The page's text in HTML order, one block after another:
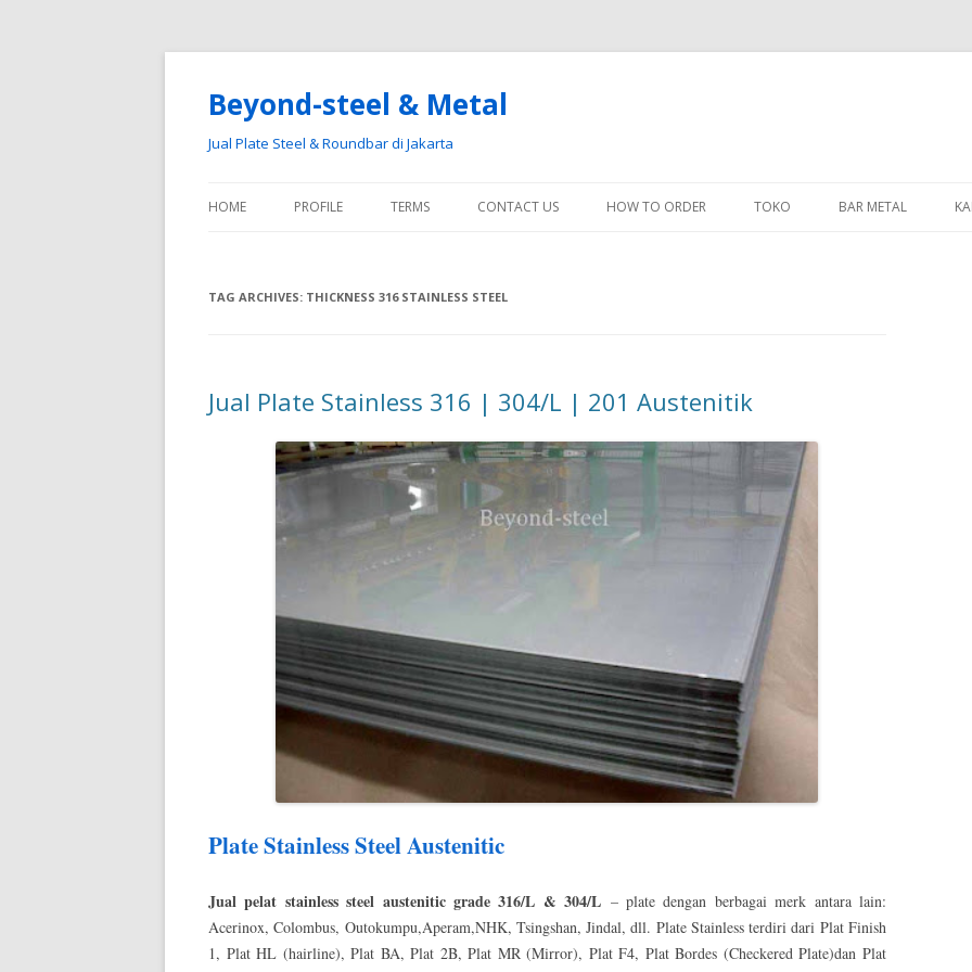
Beyond-steel & Metal
Jual Plate Steel & Roundbar di Jakarta
HOME PROFILE TERMS CONTACT US HOW TO ORDER TOKO BAR METAL
TAG ARCHIVES: THICKNESS 316 STAINLESS STEEL
Jual Plate Stainless 316 | 304/L | 201 Austenitik
Plate Stainless Steel Austenitic
Jual pelat stainless steel austenitic grade 316/L & 304/L – plate dengan berbagai merk antara lain:
Acerinox, Colombus, Outokumpu,Aperam,NHK, Tsingshan, Jindal, dll. Plate Stainless terdiri dari Plat Finish
1, Plat HL (hairline), Plat BA, Plat 2B, Plat MR (Mirror), Plat F4, Plat Bordes (Checkered Plate)dan Plat